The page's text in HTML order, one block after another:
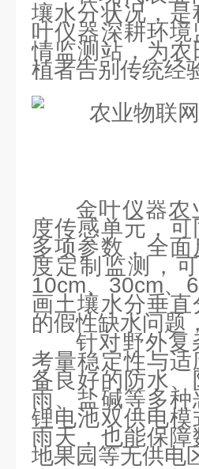
壤水分状况，
叶仪器深耕环
情监测站，为
植者告别传统经
金叶仪器农
度传感单元，
多项参数，全
度定制监测，
10cm、30cm、
画土壤水分垂
的假性缺水问题
针对野外复
考量稳定性与
备良好的防水
雨、盐碱等多
锂电池双供电
雨天，也能保
地果园等无供电